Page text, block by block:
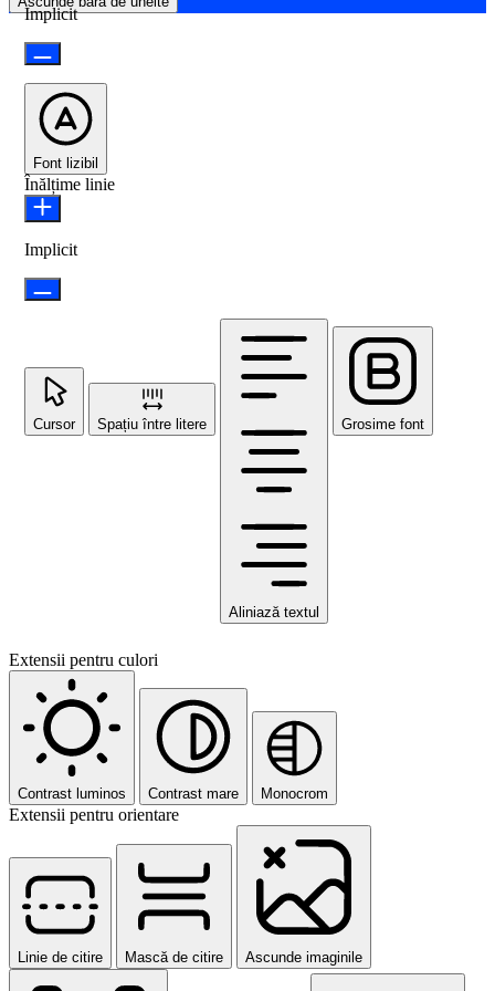
Implicit
Font lizibil
Înălțime linie
Implicit
Cursor Spațiu între litere
Aliniază textul
Grosime font
Extensii pentru culori
Contrast luminos Contrast mare Monocrom
Extensii pentru orientare
Linie de citire Mască de citire Ascunde imaginile